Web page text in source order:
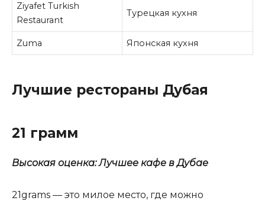
Ziyafet Turkish
Restaurant
Турецкая кухня
Zuma Японская кухня
Лучшие рестораны Дубая
21 грамм
Высокая оценка: Лучшее кафе в Дубае
21grams — это милое место, где можно